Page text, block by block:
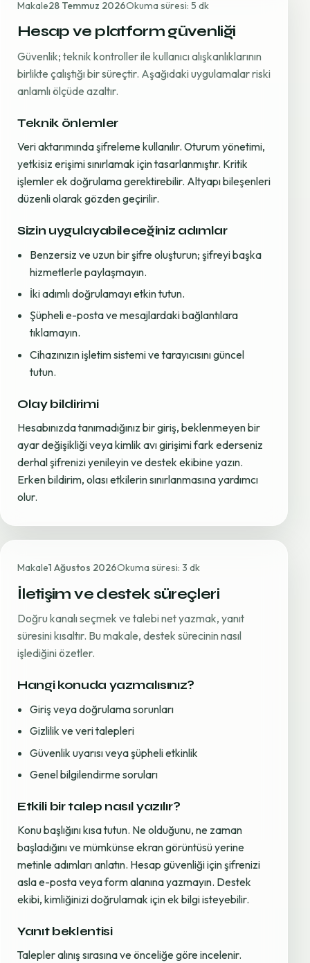
Makale28 Temmuz 2026Okuma süresi: 5 dk
Hesap ve platform güvenliği
Güvenlik; teknik kontroller ile kullanıcı alışkanlıklarının
birlikte çalıştığı bir süreçtir. Aşağıdaki uygulamalar riski
anlamlı ölçüde azaltır.
Teknik önlemler
Veri aktarımında şifreleme kullanılır. Oturum yönetimi,
yetkisiz erişimi sınırlamak için tasarlanmıştır. Kritik
işlemler ek doğrulama gerektirebilir. Altyapı bileşenleri
düzenli olarak gözden geçirilir.
Sizin uygulayabileceğiniz adımlar
Benzersiz ve uzun bir şifre oluşturun; şifreyi başka
hizmetlerle paylaşmayın.
İki adımlı doğrulamayı etkin tutun.
Şüpheli e-posta ve mesajlardaki bağlantılara
tıklamayın.
Cihazınızın işletim sistemi ve tarayıcısını güncel
tutun.
Olay bildirimi
Hesabınızda tanımadığınız bir giriş, beklenmeyen bir
ayar değişikliği veya kimlik avı girişimi fark ederseniz
derhal şifrenizi yenileyin ve destek ekibine yazın.
Erken bildirim, olası etkilerin sınırlanmasına yardımcı
olur.
Makale1 Ağustos 2026Okuma süresi: 3 dk
İletişim ve destek süreçleri
Doğru kanalı seçmek ve talebi net yazmak, yanıt
süresini kısaltır. Bu makale, destek sürecinin nasıl
işlediğini özetler.
Hangi konuda yazmalısınız?
Giriş veya doğrulama sorunları
Gizlilik ve veri talepleri
Güvenlik uyarısı veya şüpheli etkinlik
Genel bilgilendirme soruları
Etkili bir talep nasıl yazılır?
Konu başlığını kısa tutun. Ne olduğunu, ne zaman
başladığını ve mümkünse ekran görüntüsü yerine
metinle adımları anlatın. Hesap güvenliği için şifrenizi
asla e-posta veya form alanına yazmayın. Destek
ekibi, kimliğinizi doğrulamak için ek bilgi isteyebilir.
Yanıt beklentisi
Talepler alınış sırasına ve önceliğe göre incelenir.